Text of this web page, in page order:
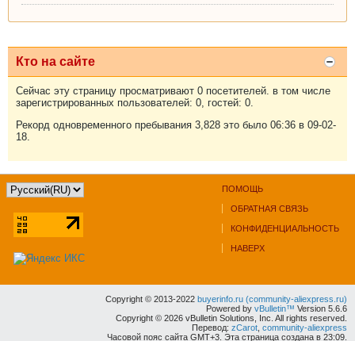
Кто на сайте
Сейчас эту страницу просматривают 0 посетителей. в том числе
зарегистрированных пользователей: 0, гостей: 0.
Рекорд одновременного пребывания 3,828 это было 06:36 в 09-02-
18.
ПОМОЩЬ
ОБРАТНАЯ СВЯЗЬ
КОНФИДЕНЦИАЛЬНОСТЬ
НАВЕРХ
Copyright © 2013-2022 buyerinfo.ru (community-aliexpress.ru)
Powered by vBulletin™ Version 5.6.6
Copyright © 2026 vBulletin Solutions, Inc. All rights reserved.
Перевод: zCarot community-aliexpress
Часовой пояс сайта GMT+3. Эта страница создана в 23:09.